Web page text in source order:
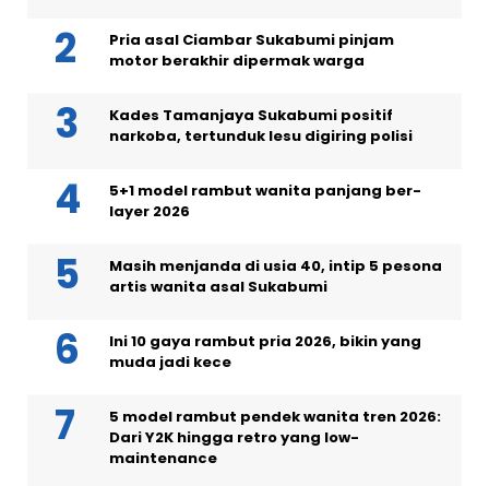
Pria asal Ciambar Sukabumi pinjam
motor berakhir dipermak warga
Kades Tamanjaya Sukabumi positif
narkoba, tertunduk lesu digiring polisi
5+1 model rambut wanita panjang ber-
layer 2026
Masih menjanda di usia 40, intip 5 pesona
artis wanita asal Sukabumi
Ini 10 gaya rambut pria 2026, bikin yang
muda jadi kece
5 model rambut pendek wanita tren 2026:
Dari Y2K hingga retro yang low-
maintenance